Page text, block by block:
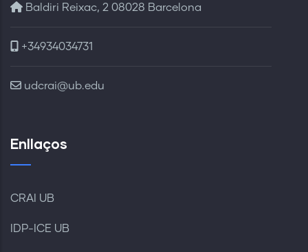
Baldiri Reixac, 2 08028 Barcelona
+34934034731
udcrai@ub.edu
Enllaços
CRAI UB
IDP-ICE UB